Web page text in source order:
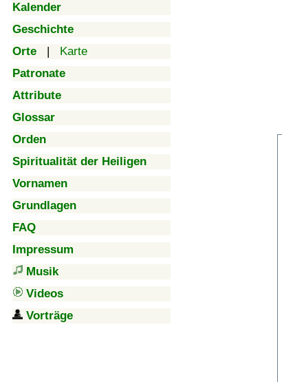
Kalender
Geschichte
Orte | Karte
Patronate
Attribute
Glossar
Orden
Spiritualität der Heiligen
Vornamen
Grundlagen
FAQ
Impressum
Musik
Videos
Vorträge